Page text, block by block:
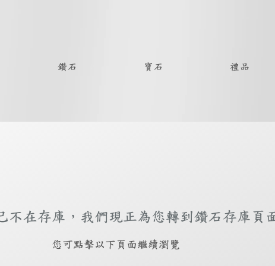
鑽石 寶石 禮品
不在存庫，我們現正為您轉到鑽石存庫頁
​您可點擊以下頁面繼續瀏覽